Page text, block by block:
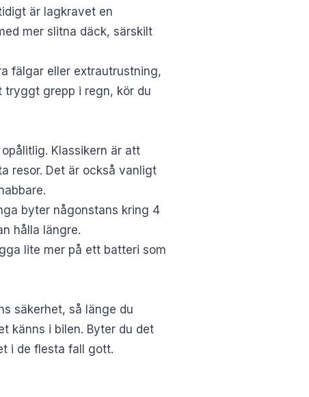
är lagkravet en
mer slitna däck, särskilt
fälgar eller extrautrustning,
tryggt grepp i regn, kör du
Klassikern är att
resor. Det är också vanligt
byter någonstans kring 4
hålla längre.
lite mer på ett batteri som
säkerhet, så länge du
känns i bilen. Byter du det
i de flesta fall gott.